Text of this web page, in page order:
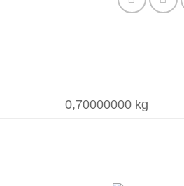
0,70000000 kg